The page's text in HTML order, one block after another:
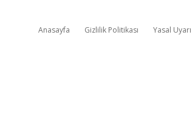
Anasayfa Gizlilik Politikası Yasal Uyarı